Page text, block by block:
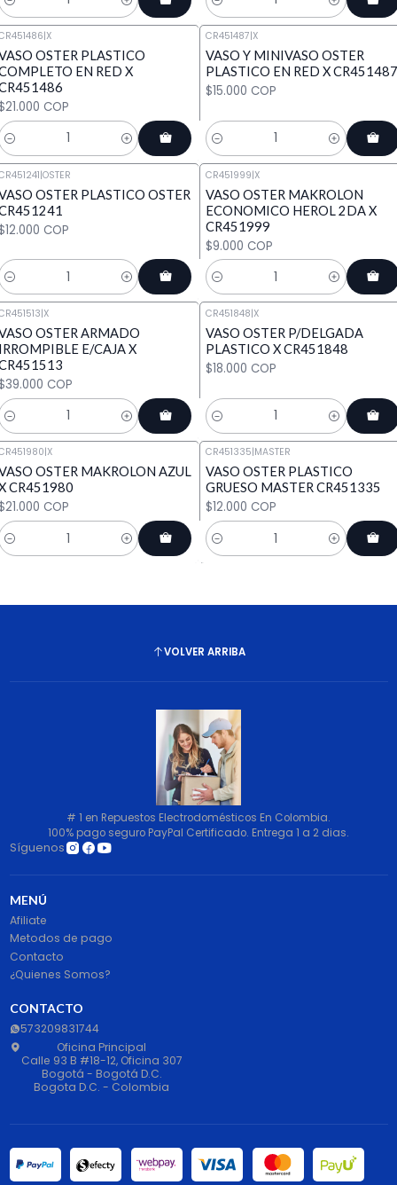
Cantidad
|X
OSTER PLASTICO
EN RED X
COP
CR451487|X
VASO Y MINIVASO OSTER
PLASTICO EN RED X CR451487
$15.000 COP
Cantidad
|OSTER
OSTER PLASTICO OSTER
COP
CR451999|X
VASO OSTER MAKROLON
ECONOMICO HEROL 2DA X
CR451999
$9.000 COP
Cantidad
|X
OSTER ARMADO
E/CAJA X
COP
CR451848|X
VASO OSTER P/DELGADA
PLASTICO X CR451848
$18.000 COP
Cantidad
|X
OSTER MAKROLON AZUL
CR451980
COP
CR451335|MASTER
VASO OSTER PLASTICO
GRUESO MASTER CR451335
$12.000 COP
Cantidad
VOLVER ARRIBA
# 1 en Repuestos Electrodomésticos En Colombia.
100% pago seguro PayPal Certificado. Entrega 1 a 2 dias.
Síguenos
MENÚ
Afiliate
Metodos de pago
Contacto
¿Quienes Somos?
CONTACTO
573209831744
Oficina Principal
Calle 93 B #18-12, Oficina 307
Bogotá - Bogotá D.C.
Bogota D.C. - Colombia